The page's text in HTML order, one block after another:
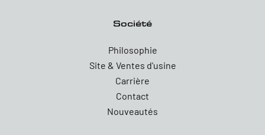
Société
Philosophie
Site & Ventes d'usine
Carrière
Contact
Nouveautés